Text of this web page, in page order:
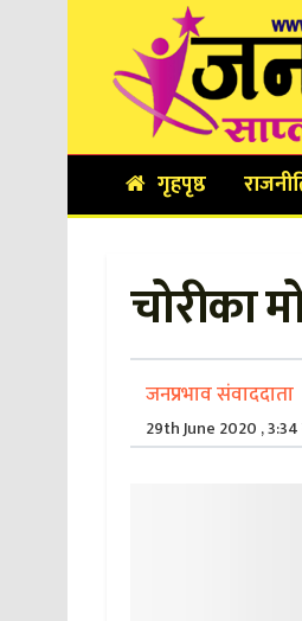
गृहपृष्ठ
चोरीका
जनप्रभाव संवाददाता
29th June 2020 , 3:34